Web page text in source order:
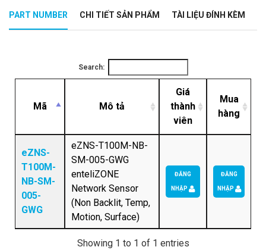
PART NUMBER CHI TIẾT SẢN PHẨM TÀI LIỆU ĐÍNH KÈM
Search:
Mã Mô tả
Giá
thành
viên
Mua
hàng
eZNS-
T100M-
NB-SM-
005-
GWG
eZNS-T100M-NB-
SM-005-GWG
enteliZONE
Network Sensor
(Non Backlit, Temp,
Motion, Surface)
ĐĂNG
NHẬP
ĐĂNG
NHẬP
Showing 1 to 1 of 1 entries